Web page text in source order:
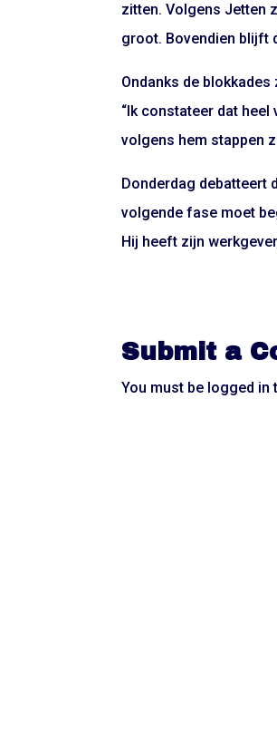
zitten. Volgens Jetten
groot. Bovendien blijft
Ondanks de
“Ik constateer dat
volgens hem stappen
Donderdag debatteert
volgende fase moet
Hij heeft zijn
Submit a
You must be logged in